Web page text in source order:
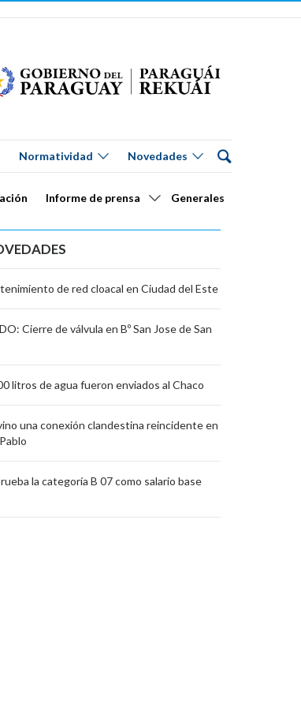
Normatividad Novedades
Informe de prensa Generales
de red cloacal en Ciudad del Este
Cierre de válvula en Bº San Jose de San
litros de agua fueron enviados al Chaco
una conexión clandestina reincidente en
la categoría B 07 como salario base